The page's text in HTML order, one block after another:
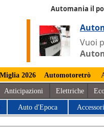
Automania il
Vuoi
2026 Automotoretrò
Anticipazioni Elettriche
Auto d'Epoca Accessori